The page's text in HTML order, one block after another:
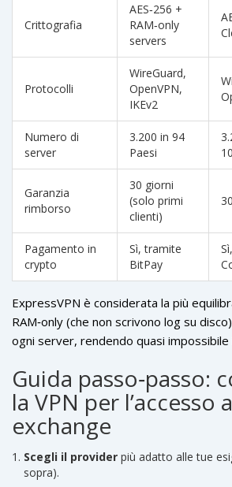
Crittografia
AES‑256 +
RAM‑only
servers
Protocolli
WireGuard,
OpenVPN,
IKEv2
Numero di
server
3.200 in 94
Paesi
Garanzia
rimborso
30 giorni
(solo primi
clienti)
Pagamento in
crypto
Sì, tramite
BitPay
ExpressVPN è considerata la più
RAM‑only (che non scrivono log su
ogni server, rendendo quasi
IP del Bangladesh vero, grazie al suo
“Bangladesh‑IP‑optimized server”.
interfaccia user‑friendly e protezione
per chi vuole una soluzione completa e
criptovaluta.
Guida passo‑passo:
la VPN per l’accesso
exchange
Scegli il provider più adatto alle tue
sopra).